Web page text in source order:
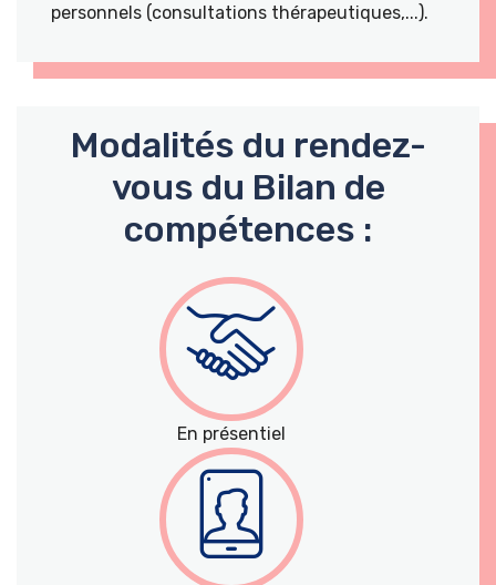
personnels (consultations thérapeutiques,...).
Modalités du rendez-
vous du Bilan de
compétences :
En présentiel